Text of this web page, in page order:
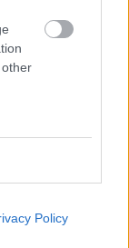
Policy
Δύμης στο